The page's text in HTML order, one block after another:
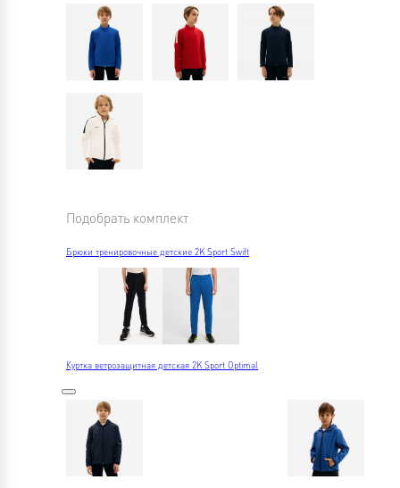
Подобрать комплект
Брюки тренировочные детские 2K Sport Swift
Куртка ветрозащитная детская 2K Sport Optimal